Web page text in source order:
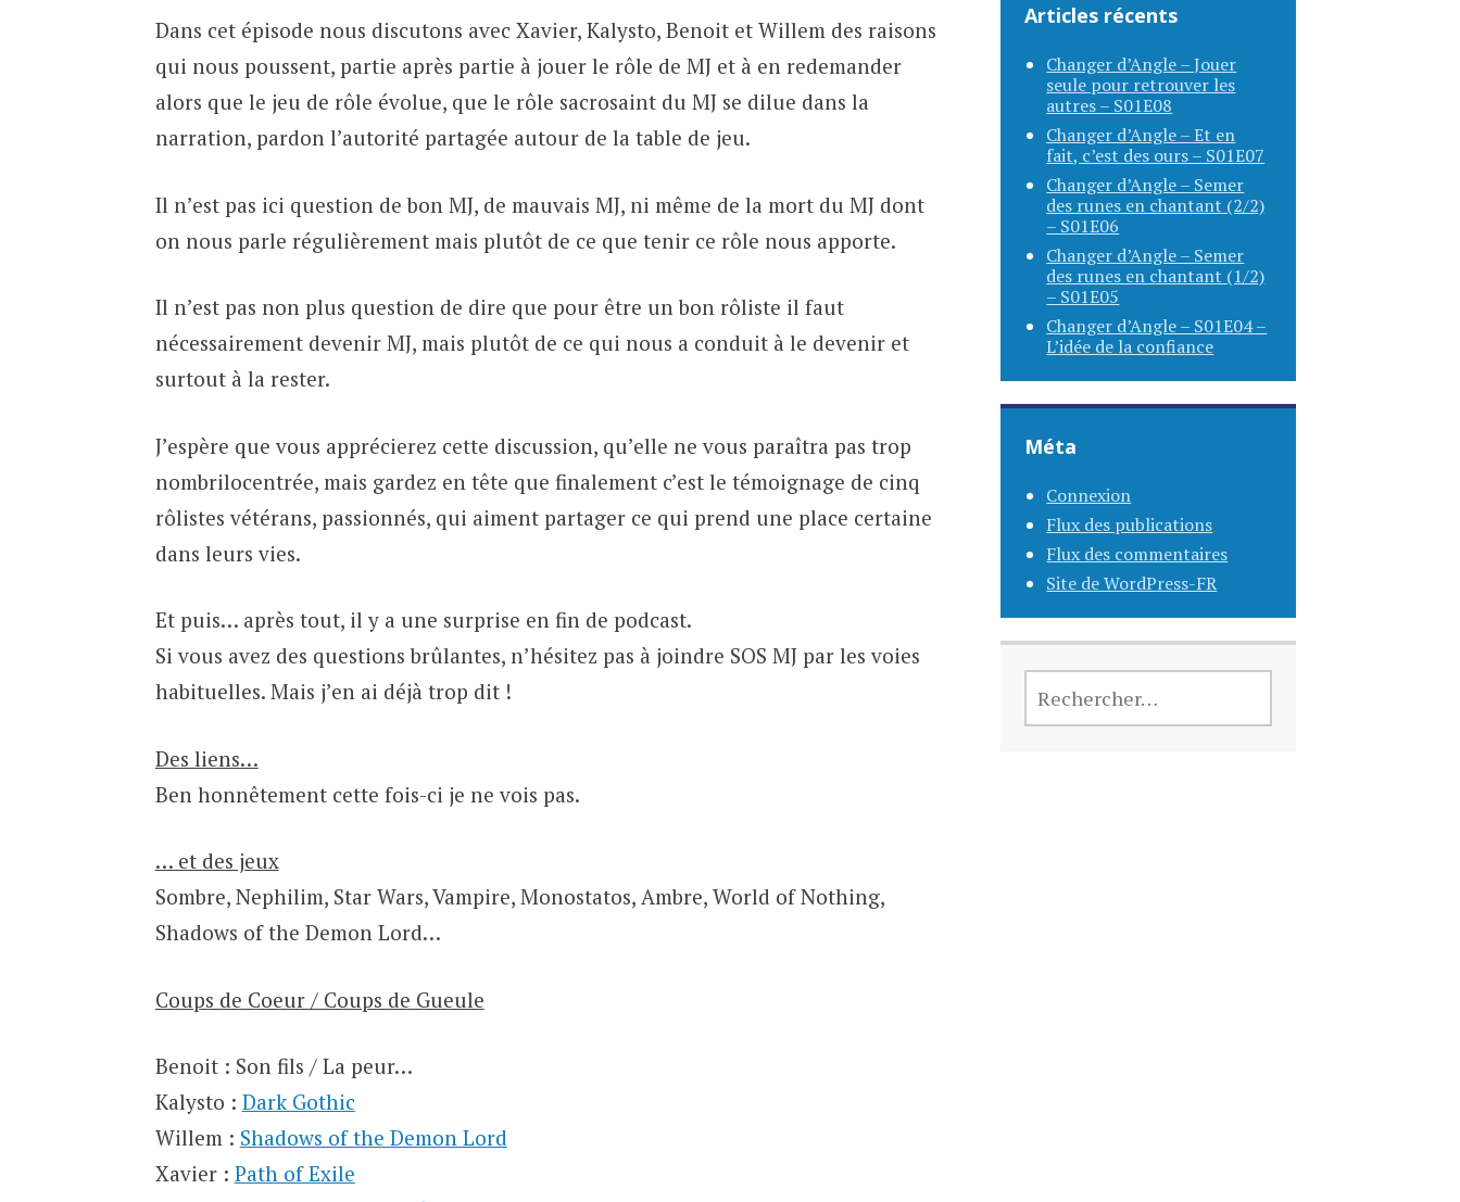
augmenter
ou
Dans cet épisode nous discutons avec Xavier, Kalysto, Benoit et Willem des raisons
qui nous poussent, partie après partie à jouer le rôle de MJ et à en redemander
alors que le jeu de rôle évolue, que le rôle sacrosaint du MJ se dilue dans la
narration, pardon l’autorité partagée autour de la table de jeu.
Il n’est pas ici question de bon MJ, de mauvais MJ, ni même de la mort du MJ dont
on nous parle régulièrement mais plutôt de ce que tenir ce rôle nous apporte.
Il n’est pas non plus question de dire que pour être un bon rôliste il faut
nécessairement devenir MJ, mais plutôt de ce qui nous a conduit à le devenir et
surtout à la rester.
J’espère que vous apprécierez cette discussion, qu’elle ne vous paraîtra pas trop
nombrilocentrée, mais gardez en tête que finalement c’est le témoignage de cinq
rôlistes vétérans, passionnés, qui aiment partager ce qui prend une place certaine
dans leurs vies.
Et puis… après tout, il y a une surprise en fin de podcast.
Si vous avez des questions brûlantes, n’hésitez pas à joindre SOS MJ par les voies
habituelles. Mais j’en ai déjà trop dit !
Des liens…
Ben honnêtement cette fois-ci je ne vois pas.
… et des jeux
Sombre, Nephilim, Star Wars, Vampire, Monostatos, Ambre, World of Nothing,
Shadows of the Demon Lord…
Coups de Coeur / Coups de Gueule
Benoit : Son fils / La peur…
Kalysto : Dark Gothic
Willem : Shadows of the Demon Lord
Xavier : Path of Exile
Articles récents
Changer d’Angle – Jouer
seule pour retrouver les
autres – S01E08
Changer d’Angle – Et en
fait, c’est des ours – S01E07
Changer d’Angle – Semer
des runes en chantant (2/2)
– S01E06
Changer d’Angle – Semer
des runes en chantant (1/2)
– S01E05
Changer d’Angle – S01E04 –
L’idée de la confiance
Méta
Connexion
Flux des publications
Flux des commentaires
Site de WordPress-FR